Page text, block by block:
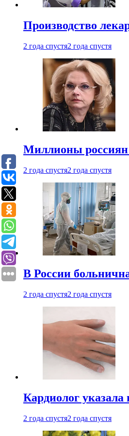
Производство
2 года спустя2 года спустя
Миллионы
2 года спустя2 года спустя
В России
2 года спустя2 года спустя
Кардиолог
2 года спустя2 года спустя